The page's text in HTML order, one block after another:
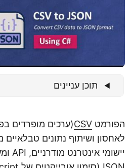
תוכן עניינים
הפורמטCSV(ערכים מופרדים
לאחסון ושיתוף נתונים טבלאיים
יישומי אינטרנט מודרניים, API ומערכות תוכנה,